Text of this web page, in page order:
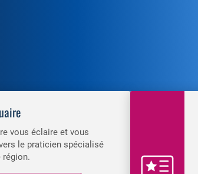
vous éclaire et vous
le praticien spécialisé
région.